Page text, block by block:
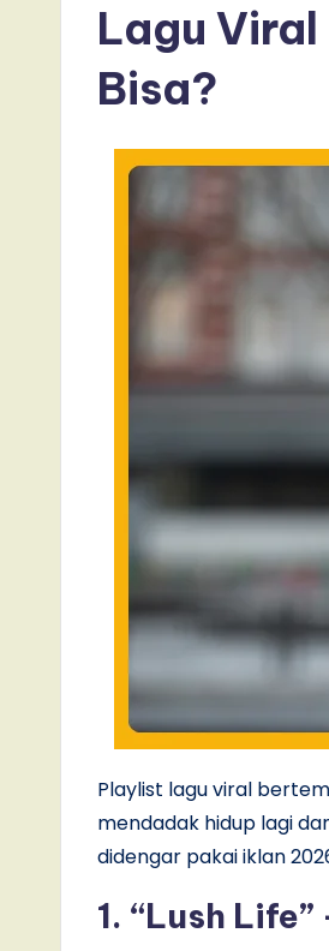
Lagu
Bisa?
Playlist lagu viral
mendadak hidup lagi
didengar pakai iklan
1. “Lush